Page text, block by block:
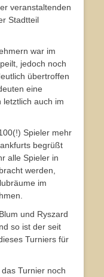
veranstaltenden
Stadtteil
war im
jedoch noch
übertroffen
eine
letztlich auch im
Spieler mehr
begrüßt
alle Spieler in
werden,
im
und Ryszard
so ist der seit
Turniers für
Turnier noch